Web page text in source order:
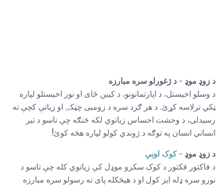
د زوډ موډ - د ژغورلو سره مبارزه
د وسلو اخیستل، د اپارتمانونو، د کیبن ځای او نور اخیستلو لپاره
ټکي ترلاسه کړئ. د هر ګرد سره د زومبی چټکۍ او زیاتې کچې ته
رسیدلی، د وحشت احساس زیاتوي لکه څنګه چې تاسو د تیر
انساني انسان په توګه د ژوندي کولو لپاره هڅه کوئ!
د زوډ موډ -کوک لوبې
د فاکتور فکتور د کوک سکرو موډل کې زیاتوي کله چې تاسو د
نورو سره ډله ایز کول او د هیڅکله پای ته رسولو سره مبارزه